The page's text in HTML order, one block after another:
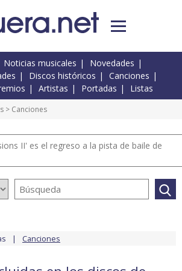
Noticias musicales
Novedades
Discos históricos
Canciones
Artistas Portadas Listas
> Canciones
II' es el regreso a la pista de baile de
Canciones